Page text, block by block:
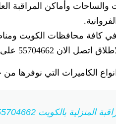
وأماكن المراقبة
كافة محافظات الكويت
مراقبة الفروانية لنصل اليكم فورا.
الكاميرات التي نوفرها من
بالكويت 55704662 كل الانواع